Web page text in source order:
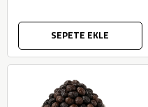
SEPETE EKLE